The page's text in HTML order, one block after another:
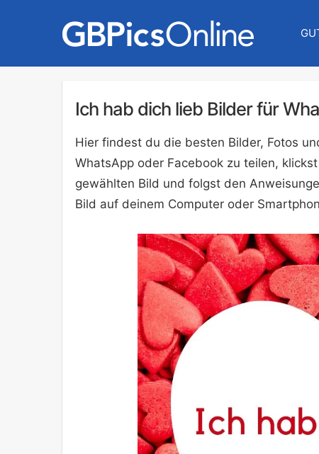
Ich hab dich lieb Bilder für
Hier findest du die besten Bilder, Fotos
WhatsApp oder Facebook zu teilen,
gewählten Bild und folgst den
Bild auf deinem Computer oder